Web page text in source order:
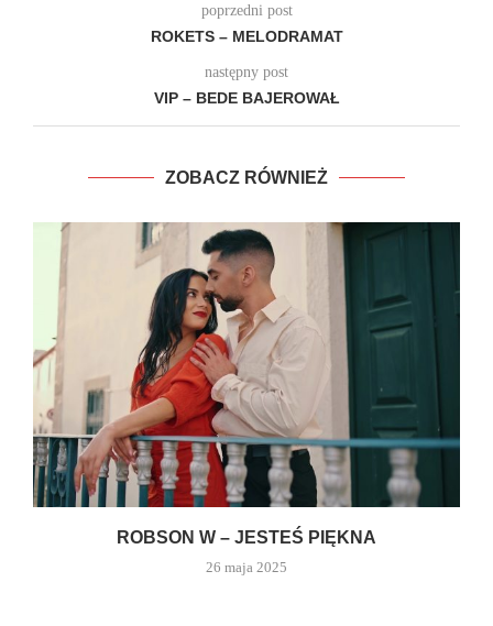
poprzedni post
ROKETS – MELODRAMAT
następny post
VIP – BEDE BAJEROWAŁ
ZOBACZ RÓWNIEŻ
ROBSON W – JESTEŚ PIĘKNA
26 maja 2025